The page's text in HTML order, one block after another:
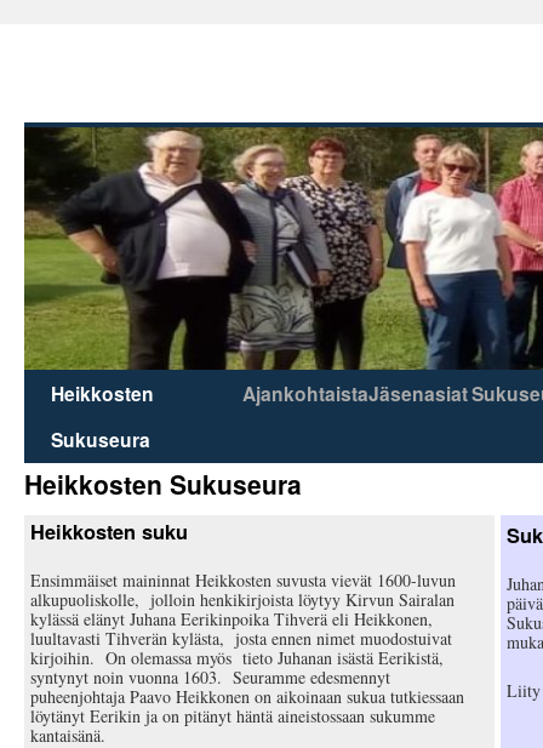
Skip
content
Heikkosten
Sukuseura
AjankohtaistaJäsenasiat
Heikkosten Sukuseura
Heikkosten suku
Ensimmäiset maininnat Heikkosten suvusta vievät 1600-luvun
alkupuoliskolle, jolloin henkikirjoista löytyy Kirvun Sairalan
kylässä elänyt Juhana Eerikinpoika Tihverä eli Heikkonen,
luultavasti Tihverän kylästa, josta ennen nimet muodostuivat
kirjoihin. On olemassa myös tieto Juhanan isästä Eerikistä,
syntynyt noin vuonna 1603. Seuramme edesmennyt
puheenjohtaja Paavo Heikkonen on aikoinaan sukua tutkiessaan
löytänyt Eerikin ja on pitänyt häntä aineistossaan sukumme
kantaisänä.
Liity